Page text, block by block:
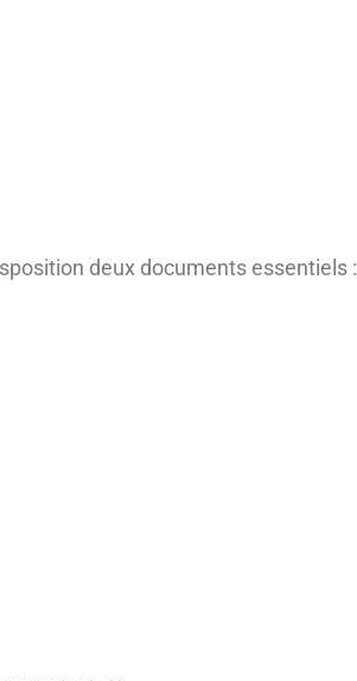
deux documents essentiels :